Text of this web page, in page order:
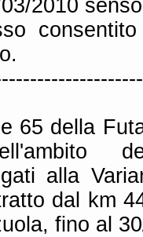
65 della
alla
dal km
fino al